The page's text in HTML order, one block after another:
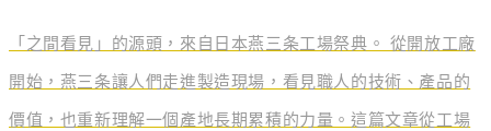
「之間看見」的源頭，來自日本燕三条工場祭典。 從開放工廠
開始，燕三条讓人們走進製造現場，看見職人的技術、產品的
價值，也重新理解一個產地長期累積的力量。這篇文章從工場